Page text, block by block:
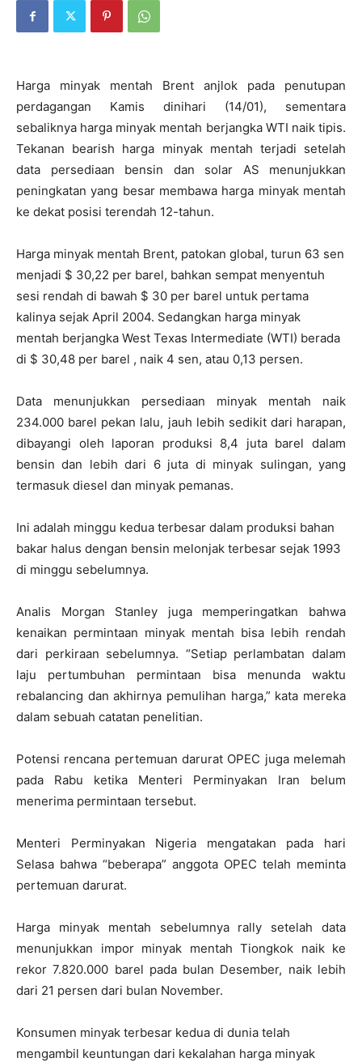
Harga minyak mentah Brent anjlok pada penutupan
perdagangan Kamis dinihari (14/01), sementara
sebaliknya harga minyak mentah berjangka WTI naik tipis.
Tekanan bearish harga minyak mentah terjadi setelah
data persediaan bensin dan solar AS menunjukkan
peningkatan yang besar membawa harga minyak mentah
ke dekat posisi terendah 12-tahun.
Harga minyak mentah Brent, patokan global, turun 63 sen
menjadi $ 30,22 per barel, bahkan sempat menyentuh
sesi rendah di bawah $ 30 per barel untuk pertama
kalinya sejak April 2004. Sedangkan harga minyak
mentah berjangka West Texas Intermediate (WTI) berada
di $ 30,48 per barel , naik 4 sen, atau 0,13 persen.
Data menunjukkan persediaan minyak mentah naik
234.000 barel pekan lalu, jauh lebih sedikit dari harapan,
dibayangi oleh laporan produksi 8,4 juta barel dalam
bensin dan lebih dari 6 juta di minyak sulingan, yang
termasuk diesel dan minyak pemanas.
Ini adalah minggu kedua terbesar dalam produksi bahan
bakar halus dengan bensin melonjak terbesar sejak 1993
di minggu sebelumnya.
Analis Morgan Stanley juga memperingatkan bahwa
kenaikan permintaan minyak mentah bisa lebih rendah
dari perkiraan sebelumnya. “Setiap perlambatan dalam
laju pertumbuhan permintaan bisa menunda waktu
rebalancing dan akhirnya pemulihan harga,” kata mereka
dalam sebuah catatan penelitian.
Potensi rencana pertemuan darurat OPEC juga melemah
pada Rabu ketika Menteri Perminyakan Iran belum
menerima permintaan tersebut.
Menteri Perminyakan Nigeria mengatakan pada hari
Selasa bahwa “beberapa” anggota OPEC telah meminta
pertemuan darurat.
Harga minyak mentah sebelumnya rally setelah data
menunjukkan impor minyak mentah Tiongkok naik ke
rekor 7.820.000 barel pada bulan Desember, naik lebih
dari 21 persen dari bulan November.
Konsumen minyak terbesar kedua di dunia telah
mengambil keuntungan dari kekalahan harga minyak